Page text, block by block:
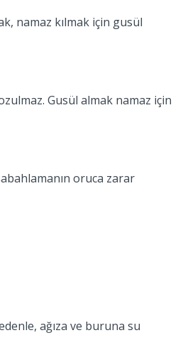
namaz kılmak için gusül
Gusül almak namaz için
oruca zarar
ağıza ve buruna su